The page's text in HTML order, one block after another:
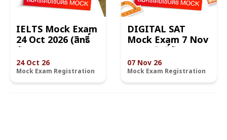
IELTS Mock Exam
24 Oct 2026 (สิทธิ์
บัตร MOCK)
24 Oct 26
Mock Exam Registration
DIGITAL SAT
Mock Exam 7 Nov
2026 (สิทธิ์บัตร
MOCK)
07 Nov 26
Mock Exam Registration